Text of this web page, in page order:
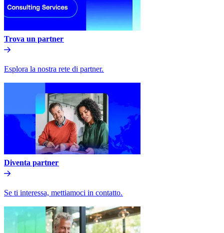
Trova un partner​​
Esplora la nostra rete di partner.​​
Diventa partner​​
Se ti interessa, mettiamoci in contatto.​​